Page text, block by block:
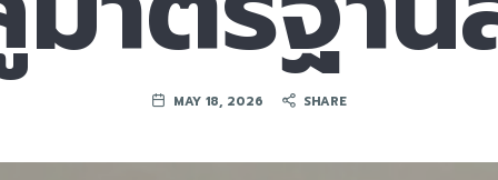
MAY 18, 2026 SHARE